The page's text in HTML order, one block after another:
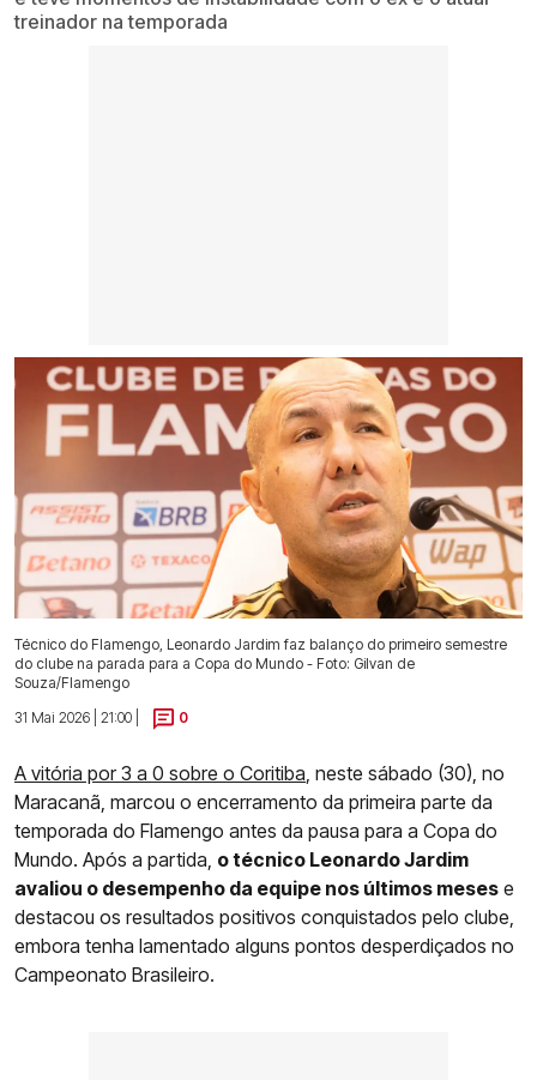
treinador na temporada
Técnico do Flamengo, Leonardo Jardim faz balanço do primeiro semestre
do clube na parada para a Copa do Mundo - Foto: Gilvan de
Souza/Flamengo
31 Mai 2026 | 21:00 |
0
A vitória por 3 a 0 sobre o Coritiba , neste sábado (30), no
Maracanã, marcou o encerramento da primeira parte da
temporada do Flamengo antes da pausa para a Copa do
Mundo. Após a partida, o técnico Leonardo Jardim
avaliou o desempenho da equipe nos últimos meses e
destacou os resultados positivos conquistados pelo clube,
embora tenha lamentado alguns pontos desperdiçados no
Campeonato Brasileiro.